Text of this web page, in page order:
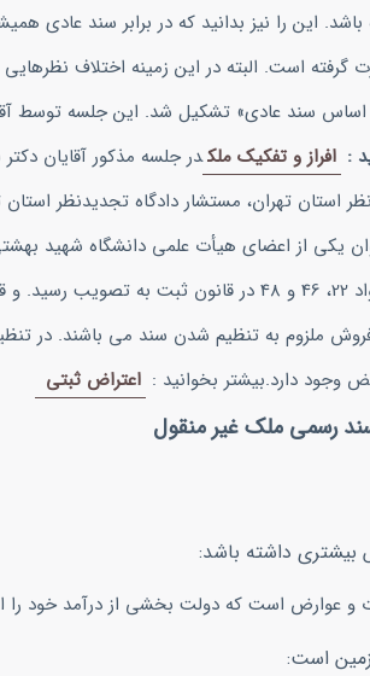
باشد. این را نیز بدانید که در برابر سند عادی
است. البته در این زمینه اختلاف
سند عادی» تشکیل شد. این جلسه توسط
: افراز و تفکیک ملکدر جلسه مذکور آقایان
یکی از اعضای هیأت علمی دانشگاه شهید
دانیم که دقیقاً سه سال بعد مواد 22، 46 و 48
فروش ملزوم به تنظیم شدن سند می باشند. در
وجود دارد.بیشتر بخوانید : اعتراض ثبتی
رسمی ملک غیر منقول
بیشتری داشته باشد:
و عوارض است که دولت بخشی از درآمد خود را
است: